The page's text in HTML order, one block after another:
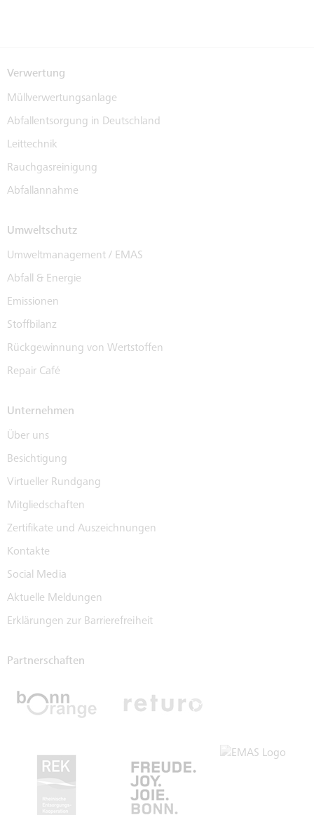
Verwertung
Müllverwertungsanlage
Abfallentsorgung in Deutschland
Leittechnik
Rauchgasreinigung
Abfallannahme
Umweltschutz
Umweltmanagement / EMAS
Abfall & Energie
Emissionen
Stoffbilanz
Rückgewinnung von Wertstoffen
Repair Café
Unternehmen
Über uns
Besichtigung
Virtueller Rundgang
Mitgliedschaften
Zertifikate und Auszeichnungen
Kontakte
Social Media
Aktuelle Meldungen
Erklärungen zur Barrierefreiheit
Partnerschaften